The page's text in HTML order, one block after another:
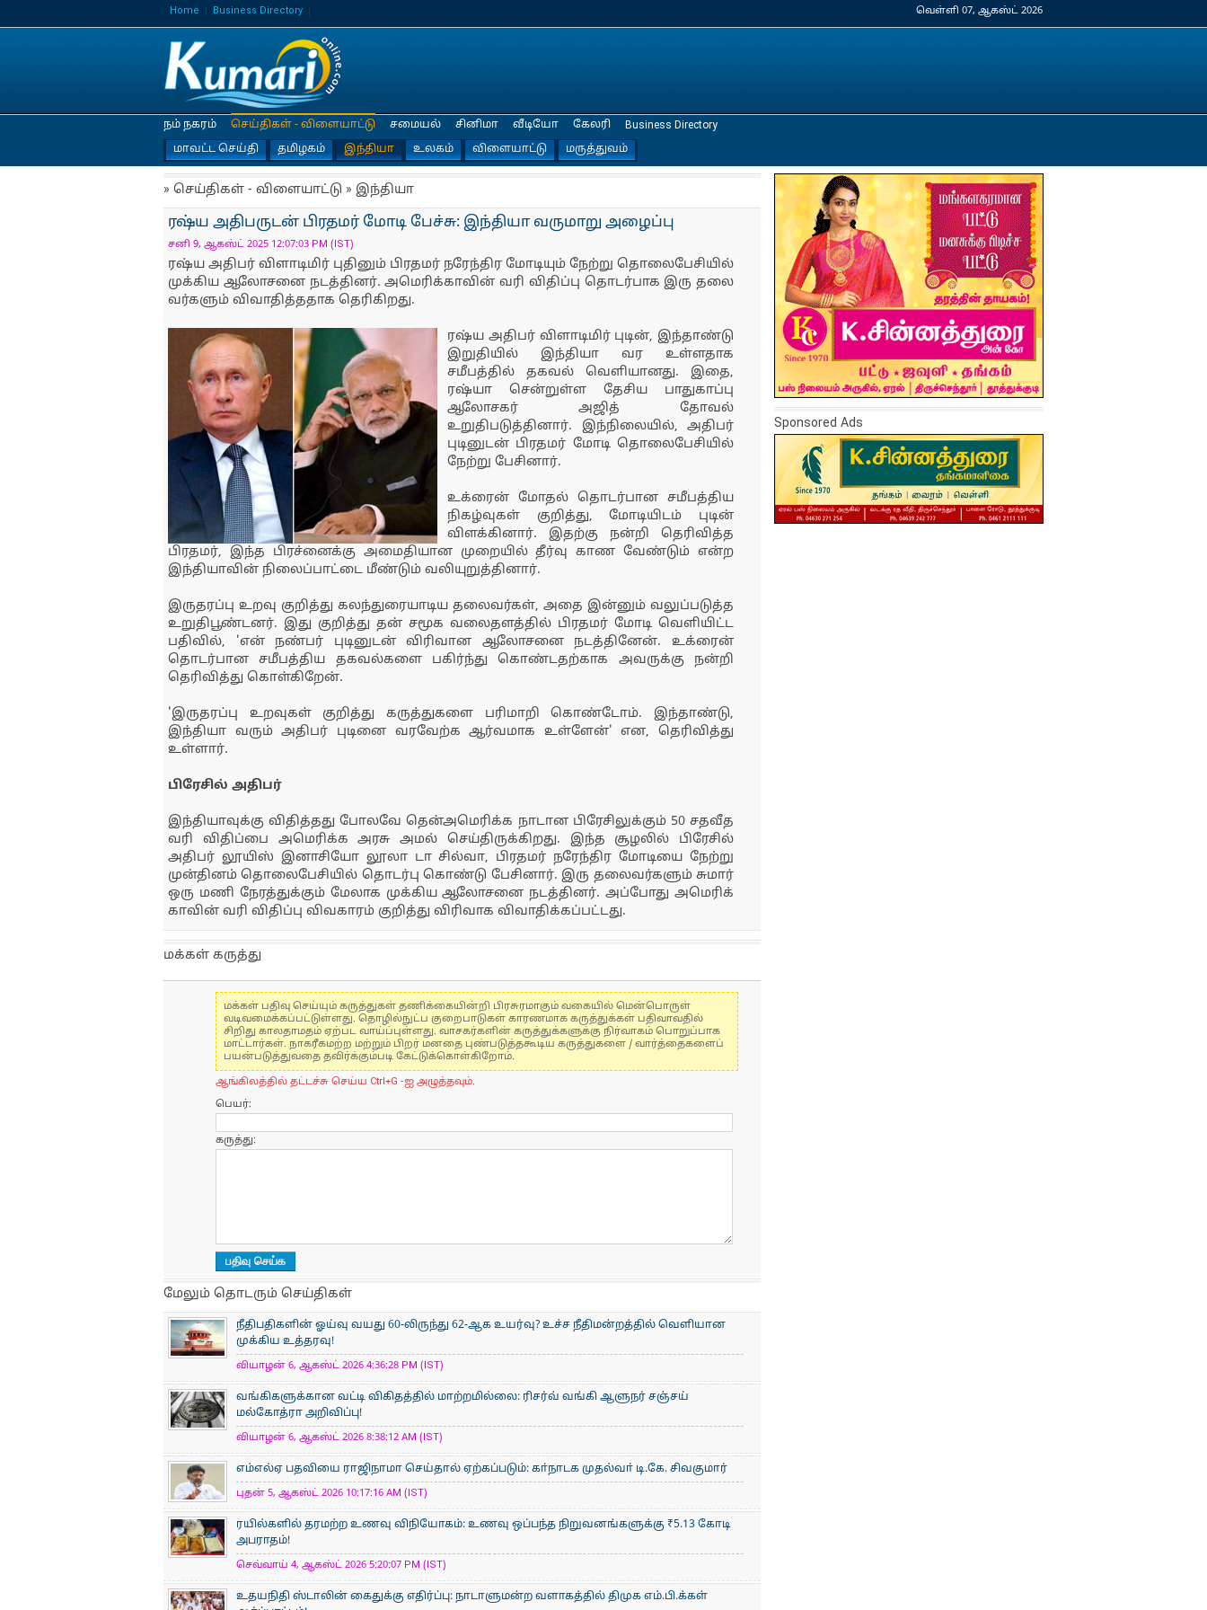
Home Business Directory வெள்ளி 07, ஆகஸ்ட் 2026
நம் நகரம்
செய்திகள் - விளையாட்டு
மாவட்ட செய்தி
தமிழகம் இந்தியா உலகம் விளையாட்டு மருத்துவம்
சமையல் சினிமா வீடியோ கேலரி Business Directory
» செய்திகள் - விளையாட்டு » இந்தியா
ரஷ்ய அதிபருடன் பிரதமர் மோடி பேச்சு: இந்தியா வருமாறு அழைப்பு
சனி 9, ஆகஸ்ட் 2025 12:07:03 PM (IST)
ரஷ்ய அதிபர் விளாடிமிர் புதினும் பிரதமர் நரேந்​திர மோடி​யும் நேற்று தொலைபேசி​யில்
முக்​கிய ஆலோ​சனை நடத்தினர். அமெரிக்​கா​வின் வரி விதிப்பு தொடர்​பாக இரு தலை​
வர்​களும் விவா​தித்​த​தாக தெரி​கிறது.
ரஷ்ய அதிபர் விளாடிமிர் புடின், இந்தாண்டு
இறுதியில் இந்தியா வர உள்ளதாக
சமீபத்தில் தகவல் வெளியானது. இதை,
ரஷ்யா சென்றுள்ள தேசிய பாதுகாப்பு
ஆலோசகர் அஜித் தோவல்
உறுதிபடுத்தினார். இந்நிலையில், அதிபர்
புடினுடன் பிரதமர் மோடி தொலைபேசியில்
நேற்று பேசினார்.
உக்ரைன் மோதல் தொடர்பான சமீபத்திய
நிகழ்வுகள் குறித்து, மோடியிடம் புடின்
விளக்கினார். இதற்கு நன்றி தெரிவித்த
பிரதமர், இந்த பிரச்னைக்கு அமைதியான முறையில் தீர்வு காண வேண்டும் என்ற
இந்தியாவின் நிலைப்பாட்டை மீண்டும் வலியுறுத்தினார்.
இருதரப்பு உறவு குறித்து கலந்துரையாடிய தலைவர்கள், அதை இன்னும் வலுப்படுத்த
உறுதிபூண்டனர். இது குறித்து தன் சமூக வலைதளத்தில் பிரதமர் மோடி வெளியிட்ட
பதிவில், 'என் நண்பர் புடினுடன் விரிவான ஆலோசனை நடத்தினேன். உக்ரைன்
தொடர்பான சமீபத்திய தகவல்களை பகிர்ந்து கொண்டதற்காக அவருக்கு நன்றி
தெரிவித்து கொள்கிறேன்.
'இருதரப்பு உறவுகள் குறித்து கருத்துகளை பரிமாறி கொண்டோம். இந்தாண்டு,
இந்தியா வரும் அதிபர் புடினை வரவேற்க ஆர்வமாக உள்ளேன்' என, தெரிவித்து
உள்ளார்.
பிரேசில் அதிபர்
இந்தியாவுக்கு விதித்தது போலவே தென்​அமெரிக்க நாடான பிரேசிலுக்​கும் 50 சதவீத
வரி விதிப்பை அமெரிக்க அரசு அமல் செய்திருக்​கிறது. இந்த சூழலில் பிரேசில்
அதிபர் லூயிஸ் இனாசியோ லூலா டா சில்​வா, பிரதமர் நரேந்​திர மோடியை நேற்று
முன்​தினம் தொலைபேசியில் தொடர்பு கொண்டு பேசி​னார். இரு தலை​வர்​களும் சுமார்
ஒரு மணி நேரத்​துக்​கும் மேலாக முக்​கிய ஆலோ​சனை நடத்​தினர். அப்​போது அமெரிக்​
கா​வின் வரி விதிப்பு விவ​காரம் குறித்து விரி​வாக விவா​திக்​கப்​பட்​டது.
மக்கள் கருத்து
மக்கள் பதிவு செய்யும் கருத்துகள் தணிக்கையின்றி பிரசுரமாகும் வகையில் மென்பொருள்
வடிவமைக்கப்பட்டுள்ளது. தொழில்நுட்ப குறைபாடுகள் காரணமாக கருத்துக்கள் பதிவாவதில்
சிறிது காலதாமதம் ஏற்பட வாய்ப்புள்ளது. வாசகர்களின் கருத்துக்களுக்கு நிர்வாகம் பொறுப்பாக
மாட்டார்கள். நாகரீகமற்ற மற்றும் பிறர் மனதை புண்படுத்தகூடிய கருத்துகளை / வார்த்தைகளைப்
பயன்படுத்துவதை தவிர்க்கும்படி கேட்டுக்கொள்கிறோம்.
ஆங்கிலத்தில் தட்டச்சு செய்ய Ctrl+G -ஐ அழுத்தவும்.
பெயர்:
கருத்து:
மேலும் தொடரும் செய்திகள்
நீதிபதிகளின் ஓய்வு வயது 60-லிருந்து 62-ஆக உயர்வு? உச்ச நீதிமன்றத்தில் வெளியான
முக்கிய உத்தரவு!
வியாழன் 6, ஆகஸ்ட் 2026 4:36:28 PM (IST)
வங்கிகளுக்கான வட்டி விகிதத்தில் மாற்றமில்லை: ரிசர்வ் வங்கி ஆளுநர் சஞ்சய்
மல்கோத்ரா அறிவிப்பு!
வியாழன் 6, ஆகஸ்ட் 2026 8:38:12 AM (IST)
எம்எல்ஏ பதவியை ராஜிநாமா செய்தால் ஏற்கப்படும்: கா்நாடக முதல்வா் டி.கே. சிவகுமார்
புதன் 5, ஆகஸ்ட் 2026 10:17:16 AM (IST)
ரயில்களில் தரமற்ற உணவு விநியோகம்: உணவு ஒப்பந்த நிறுவனங்களுக்கு ₹5.13 கோடி
அபராதம்!
செவ்வாய் 4, ஆகஸ்ட் 2026 5:20:07 PM (IST)
உதயநிதி ஸ்டாலின் கைதுக்கு எதிர்ப்பு: நாடாளுமன்ற வளாகத்தில் திமுக எம்.பி.க்கள்
Sponsored Ads